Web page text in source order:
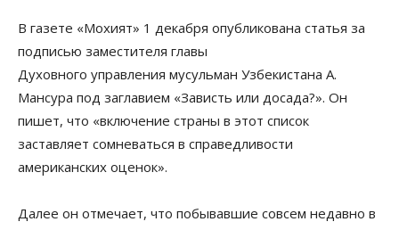
В газете «Мохият» 1 декабря опубликована статья за
подписью заместителя главы
Духовного управления мусульман Узбекистана А.
Мансура под заглавием «Зависть или досада?». Он
пишет, что «включение страны в этот список
заставляет сомневаться в справедливости
американских оценок».
Далее он отмечает, что побывавшие совсем недавно в